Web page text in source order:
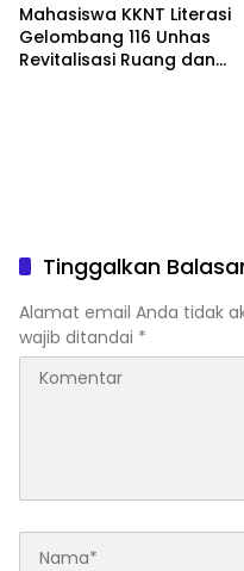
Mahasiswa KKNT Literasi
Gelombang 116 Unhas
Revitalisasi Ruang dan
Tinggalkan
Alamat email Anda tidak
wajib ditandai *